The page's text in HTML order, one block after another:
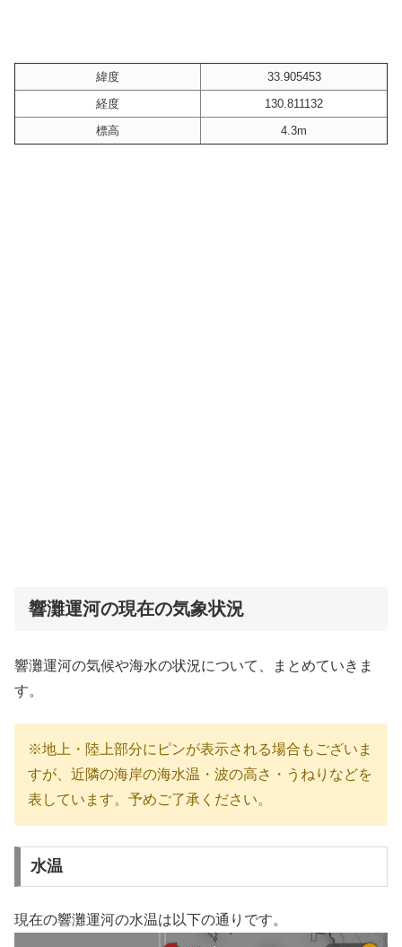
緯度
33.905453
経度
130.811132
標高
4.3m
響灘運河の現在の気象状況
響灘運河の気候や海水の状況について、まとめていきま
す。
※地上・陸上部分にピンが表示される場合もございま
すが、近隣の海岸の海水温・波の高さ・うねりなどを
表しています。予めご了承ください。
水温
現在の響灘運河の水温は以下の通りです。